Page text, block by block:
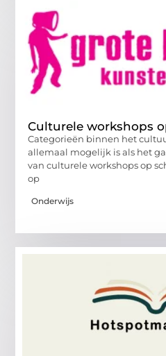
Culturele workshops
Categorieën binnen het
allemaal mogelijk is als het
van culturele workshops op
op
Onderwijs